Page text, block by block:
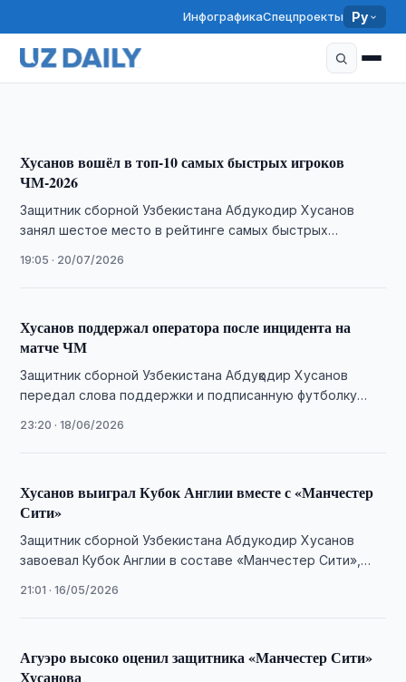
ИнфографикаСпецпроекты Ру
Абдукодир Хусанов продлил контракт с
«Манчестер Сити»
Хусанов вошёл в топ-10 самых быстрых игроков
ЧМ-2026
Защитник сборной Узбекистана Абдукодир Хусанов
занял шестое место в рейтинге самых быстрых
19:05 · 20/07/2026
Хусанов поддержал оператора после инцидента на
матче ЧМ
Защитник сборной Узбекистана Абдуқодир Хусанов
передал слова поддержки и подписанную футболку
команды на ЧМ-2026.
23:20 · 18/06/2026
Хусанов выиграл Кубок Англии вместе с «Манчестер
Сити»
Защитник сборной Узбекистана Абдукодир Хусанов
завоевал Кубок Англии в составе «Манчестер Сити»,
21:01 · 16/05/2026
Агуэро высоко оценил защитника «Манчестер Сити»
Хусанова